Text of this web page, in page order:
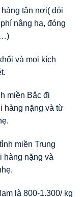
tận nơi( đói
nâng hạ, đóng
…)
và mọi kích
miền Bắc đi
hàng nặng và từ
miền Trung
hàng nặng và
là 800-1.300/ kg